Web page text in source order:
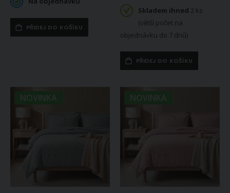
PŘIDEJ DO KOŠÍKU
Skladem ihned 2 ks
(větší počet na
objednávku do 7 dnů)
PŘIDEJ DO KOŠÍKU
NOVINKA NOVINKA